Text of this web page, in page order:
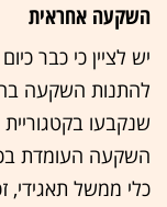
השקעה אחראית
יש לציין כי כבר
להתנות השקעה
השקעה העומדת
כלי ממשל תאגידי,